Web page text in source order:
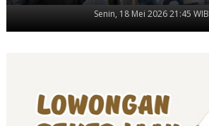
Senin, 18 Mei 2026 21:45 WIB